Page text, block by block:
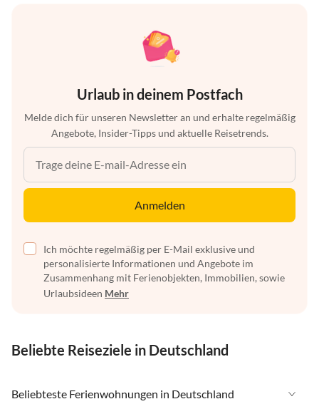
Urlaub in deinem Postfach
Melde dich für unseren Newsletter an und erhalte regelmäßig
Angebote, Insider-Tipps und aktuelle Reisetrends.
Anmelden
Ich möchte regelmäßig per E-Mail exklusive und
personalisierte Informationen und Angebote im
Zusammenhang mit Ferienobjekten, Immobilien, sowie
Urlaubsideen Mehr
Beliebte Reiseziele in Deutschland
Beliebteste Ferienwohnungen in Deutschland